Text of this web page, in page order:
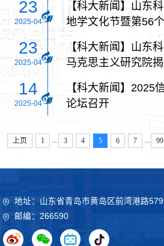
23
2025-04
【科大新闻】山东
地学文化节暨第56
23
2025-04
【科大新闻】山东
马克思主义研究院
14
2025-04
【科大新闻】2025
论坛召开
上页 1 3 4 5 6 7 99
地址：山东省青岛市黄岛区前湾港路
邮编：266590